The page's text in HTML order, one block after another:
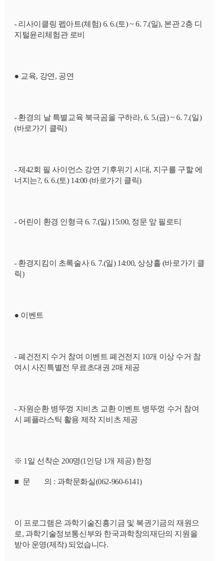
- 리사이클링 펩아트(체험) 6. 6.(토) ~ 6. 7.(일), 본관 2층 디
지털윤리체험관 로비
● 교육, 강연, 공연
- 환경의 날 특별교육 북극곰을 구하라, 6. 5.(금) ~ 6. 7.(일)
(바로가기 클릭)
- 제42회 필 사이언스 강연 기후위기 시대, 지구를 구할 에
너지는?, 6. 6.(토) 14:00 (바로가기 클릭)
- 어린이 환경 인형극 6. 7.(일) 15:00, 정문 앞 필로티
- 환경지킴이 초록술사 6. 7.(일) 14:00, 상상홀 (바로가기 클
릭)
● 이벤트
- 폐건전지 수거 참여 이벤트 폐건전지 10개 이상 수거 참
여시 사진특별전 무료초대권 2매 제공
- 자원순환 병뚜껑 지비츠 교환 이벤트 병뚜껑 수거 참여
시 폐플라스틱 활용 제작 지비츠 제공
※ 1일 선착순 200명(1인당 1개 제공) 한정
■  문        의 : 과학문화실(062-960-6141)
이 프로그램은 과학기술진흥기금 및 복권기금의 재원으
로, 과학기술정보통신부와 한국과학창의재단의 지원을
받아 운영(제작) 되었습니다.